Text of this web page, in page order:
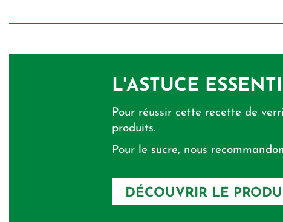
L'ASTUCE
Pour réussir cette recette de
produits.
Pour le sucre, nous
DÉCOUVRIR LE